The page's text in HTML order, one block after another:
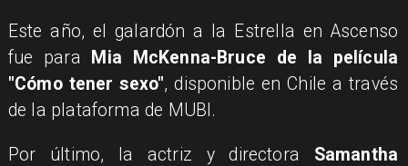
Este año, el galardón a la Estrella en Ascenso
fue para
Mia McKenna-Bruce de la película
"Cómo tener sexo", disponible en Chile a través
de la plataforma de MUBI.
Por último, la actriz y directora Samantha